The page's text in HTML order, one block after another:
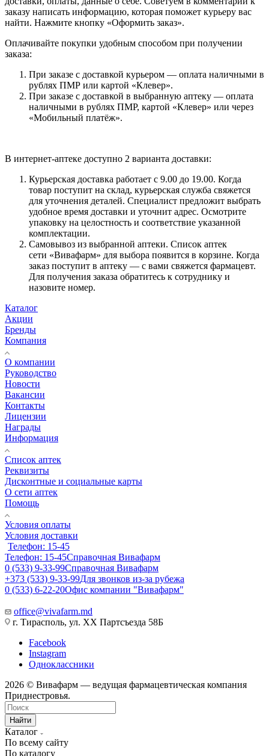
заказу написать информацию, которая поможет курьеру вас
найти. Нажмите кнопку «Оформить заказ».
Оплачивайте покупки удобным способом при получении
заказа:
При заказе с доставкой курьером — оплата наличными в
рублях ПМР или картой «Клевер».
При заказе с доставкой в выбранную аптеку — оплата
наличными в рублях ПМР, картой «Клевер» или через
«Мобильный платёж».
В интернет-аптеке доступно 2 варианта доставки:
Курьерская доставка работает с 9.00 до 19.00. Когда
товар поступит на склад, курьерская служба свяжется
для уточнения деталей. Специалист предложит выбрать
удобное время доставки и уточнит адрес. Осмотрите
упаковку на целостность и соответствие указанной
комплектации.
Самовывоз из выбранной аптеки. Список аптек
сети «Вивафарм» для выбора появится в корзине. Когда
заказ поступит в аптеку — с вами свяжется фармацевт.
Для получения заказа обратитесь к сотруднику и
назовите номер.
Каталог
Акции
Бренды
Компания
О компании
Руководство
Новости
Вакансии
Контакты
Лицензии
Награды
Информация
Список аптек
Реквизиты
Дисконтные и социальные карты
О сети аптек
Помощь
Условия оплаты
Условия доставки
Телефон: 15-45
Телефон: 15-45Справочная Вивафарм
0 (533) 9-33-99Справочная Вивафарм
+373 (533) 9-33-99Для звонков из-за рубежа
0 (533) 6-22-20Офис компании "Вивафарм"
office@vivafarm.md
г. Тирасполь, ул. ХХ Партсъезда 58Б
Facebook
Instagram
Одноклассники
2026 © Вивафарм — ведущая фармацевтическая компания
Приднестровья.
Найти
Каталог
По всему сайту
По каталогу